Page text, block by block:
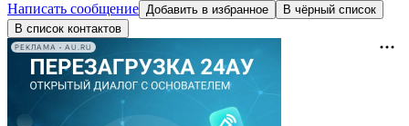
Написать сообщение Добавить в избранное
В чёрный список
В список контактов
РЕКЛАМА • AU.RU